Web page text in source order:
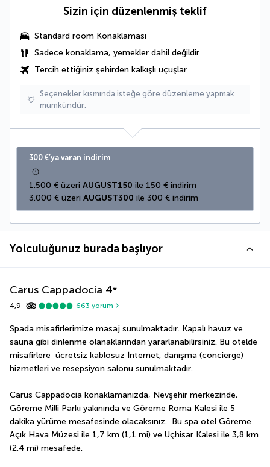
Sizin için düzenlenmiş teklif
Standard room Konaklaması
Sadece konaklama, yemekler dahil değildir
Tercih ettiğiniz şehirden kalkışlı uçuşlar
Seçenekler kısmında isteğe göre düzenleme yapmak
mümkündür.
300 €’ya varan indirim
1.500 € üzeri AUGUST150 ile 150 € indirim
3.000 € üzeri AUGUST300 ile 300 € indirim
Yolculuğunuz burada başlıyor
Carus Cappadocia 4*
4,9 663 yorum
Spada misafirlerimize masaj sunulmaktadır. Kapalı havuz ve
sauna gibi dinlenme olanaklarından yararlanabilirsiniz. Bu otelde
misafirlere  ücretsiz kablosuz İnternet, danışma (concierge)
hizmetleri ve resepsiyon salonu sunulmaktadır.
Carus Cappadocia konaklamanızda, Nevşehir merkezinde,
Göreme Milli Parkı yakınında ve Göreme Roma Kalesi ile 5
dakika yürüme mesafesinde olacaksınız.  Bu spa otel Göreme
Açık Hava Müzesi ile 1,7 km (1,1 mi) ve Uçhisar Kalesi ile 3,8 km
(2,4 mi) mesafede.